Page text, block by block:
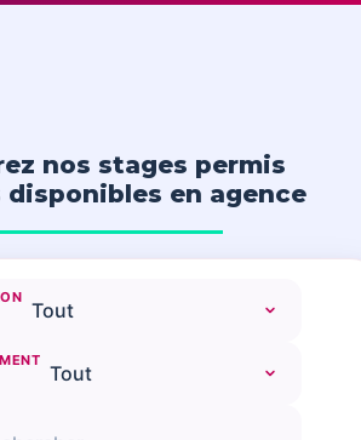
nos stages permis
disponibles en agence